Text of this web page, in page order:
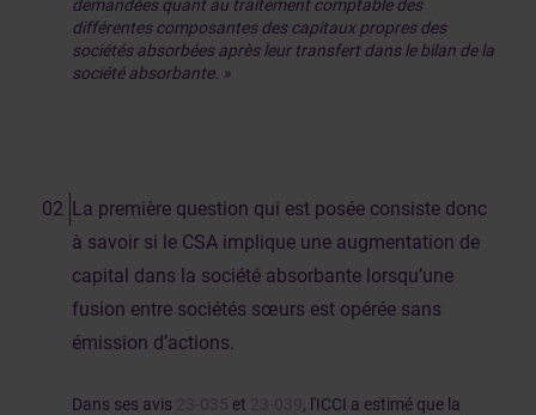
demandées quant au traitement comptable des
différentes composantes des capitaux propres des
sociétés absorbées après leur transfert dans le bilan de la
société absorbante. »
La première question qui est posée consiste donc
à savoir si le CSA implique une augmentation de
capital dans la société absorbante lorsqu’une
fusion entre sociétés sœurs est opérée sans
émission d’actions.
Dans ses avis 23-035 et 23-039, l'ICCI a estimé que la